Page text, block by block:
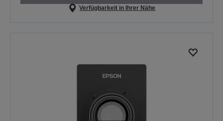
Verfügbarkeit in Ihrer Nähe